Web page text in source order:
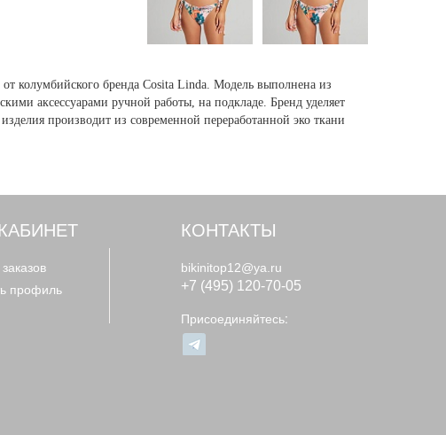
колумбийского бренда Cosita Linda. Модель выполнена из
аксессуарами ручной работы, на подкладе. Бренд уделяет
производит из современной переработанной эко ткани
профиль
КОНТАКТЫ
bikinitop12@ya.ru
+7 (495) 120-70-05
Присоединяйтесь: